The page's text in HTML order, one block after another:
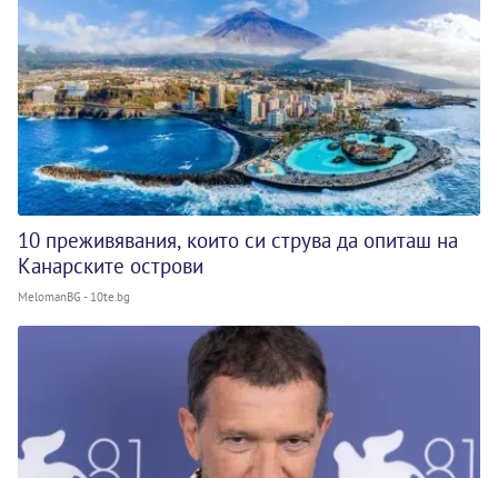
10 преживявания, които си струва да опиташ на
Канарските острови
MelomanBG - 10te.bg